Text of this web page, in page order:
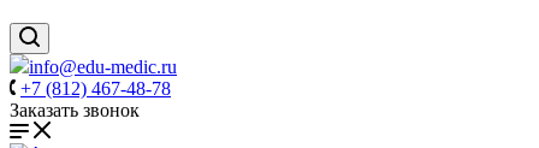
info@edu-medic.ru
+7 (812) 467-48-78
Заказать звонок